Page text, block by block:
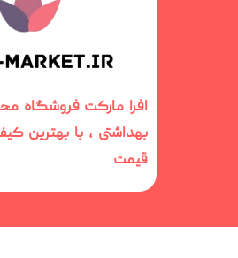
افرا مارکت فروشگاه
بهداشتی ، با بهترین
قیمت